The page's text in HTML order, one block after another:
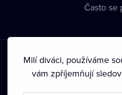
Často se
Milí diváci, používáme
vám zpříjemňují